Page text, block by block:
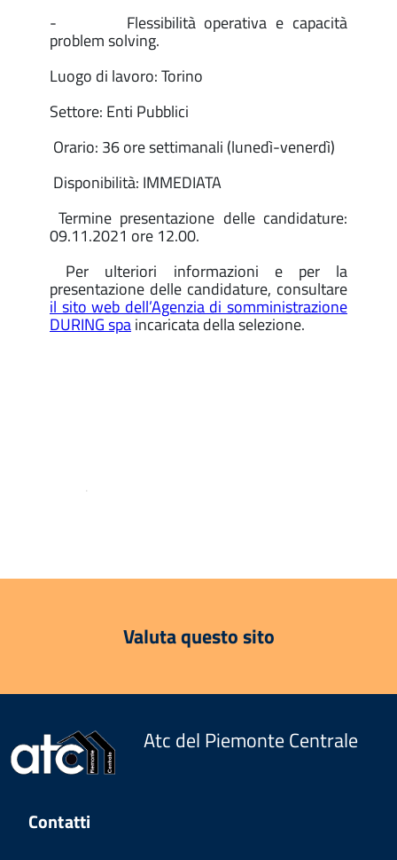
- Flessibilità operativa e capacità
problem solving.
Luogo di lavoro: Torino
Settore: Enti Pubblici
Orario: 36 ore settimanali (lunedì-venerdì)
Disponibilità: IMMEDIATA
Termine presentazione delle candidature:
09.11.2021 ore 12.00.
Per ulteriori informazioni e per la
presentazione delle candidature, consultare
il sito web dell’Agenzia di somministrazione
DURING spaincaricata della selezione.
.
Valuta questo sito
Atc del Piemonte Centrale
Contatti